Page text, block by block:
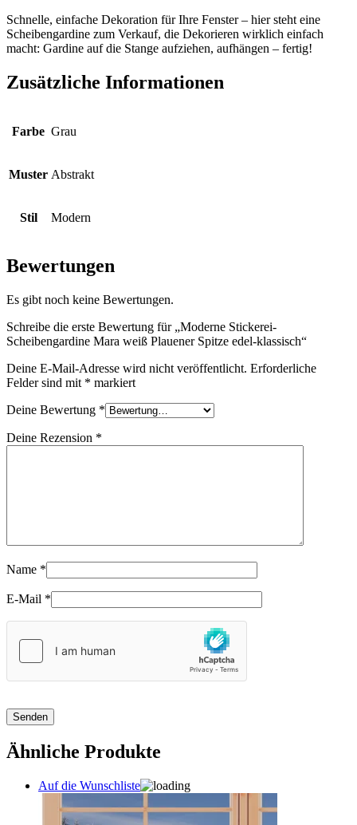
Schnelle, einfache Dekoration für Ihre Fenster – hier steht eine
Scheibengardine zum Verkauf, die Dekorieren wirklich einfach
macht: Gardine auf die Stange aufziehen, aufhängen – fertig!
Zusätzliche Informationen
Farbe Grau
Muster Abstrakt
Stil Modern
Bewertungen
Es gibt noch keine Bewertungen.
Schreibe die erste Bewertung für „Moderne Stickerei-
Scheibengardine Mara weiß Plauener Spitze edel-klassisch“
Deine E-Mail-Adresse wird nicht veröffentlicht. Erforderliche
Felder sind mit * markiert
Deine Bewertung *
Deine Rezension *
Name *
E-Mail *
Ähnliche Produkte
Auf die Wunschliste